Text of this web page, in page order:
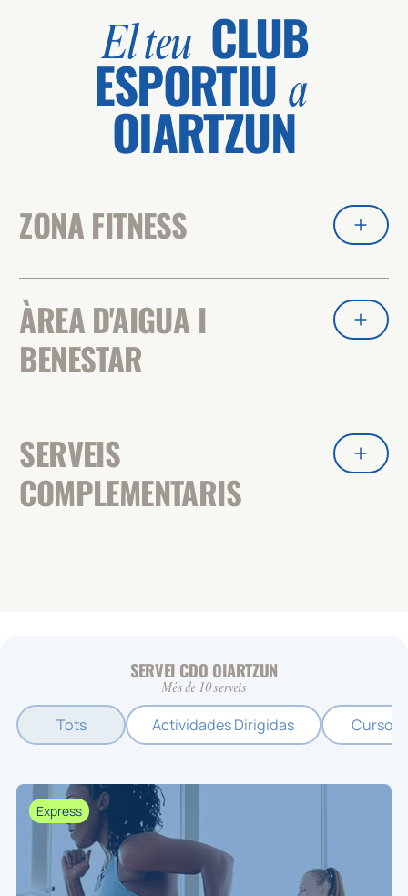
El teu CLUB
ESPORTIU a
OIARTZUN
ZONA FITNESS
ÀREA D'AIGUA I
BENESTAR
SERVEIS
COMPLEMENTARIS
SERVEI CDO OIARTZUN
Més de 10 serveis
Tots Actividades Dirigidas Cursos
Express